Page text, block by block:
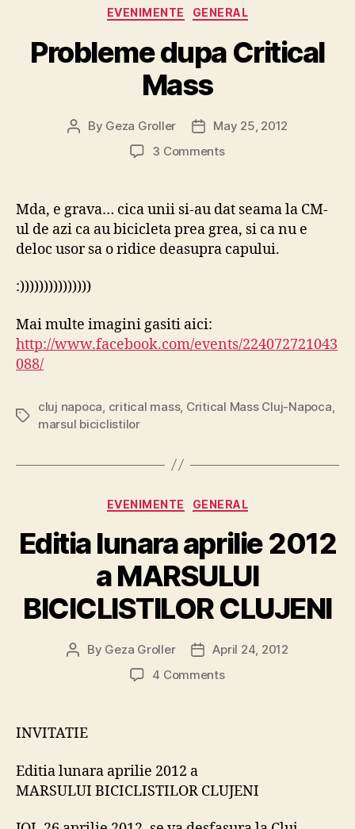
Categories
EVENIMENTE GENERAL
Probleme dupa Critical
Mass
Post
By Geza Groller
PostMay 25, 2012
3 Commentson
Critical
Mda, e grava… cica unii si-au dat seama la CM-
ul de azi ca au bicicleta prea grea, si ca nu e
deloc usor sa o ridice deasupra capului.
:)))))))))))))))
Mai multe imagini gasiti aici:
http://www.facebook.com/events/224072721043
088/
Tags
cluj napoca critical mass, Critical Mass Cluj-Napoca
marsul biciclistilor
Categories
EVENIMENTE GENERAL
Editia lunara aprilie 2012
a MARSULUI
BICICLISTILOR CLUJENI
Post
By Geza Groller
Post
date
April 24, 2012
4 Commentson
BICICLISTILOR
INVITATIE
Editia lunara aprilie 2012 a
MARSULUI BICICLISTILOR CLUJENI